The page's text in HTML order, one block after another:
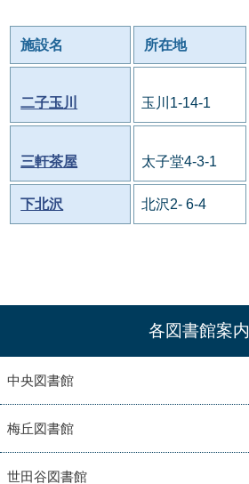
施設名 所在地
二子玉川 玉川1-14-1
三軒茶屋 太子堂4-3-1
下北沢 北沢2- 6-4
各図書館案内
中央図書館
梅丘図書館
世田谷図書館